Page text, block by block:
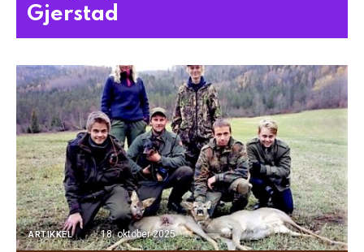
Gjerstad
ARTIKKEL 18. oktober 2025